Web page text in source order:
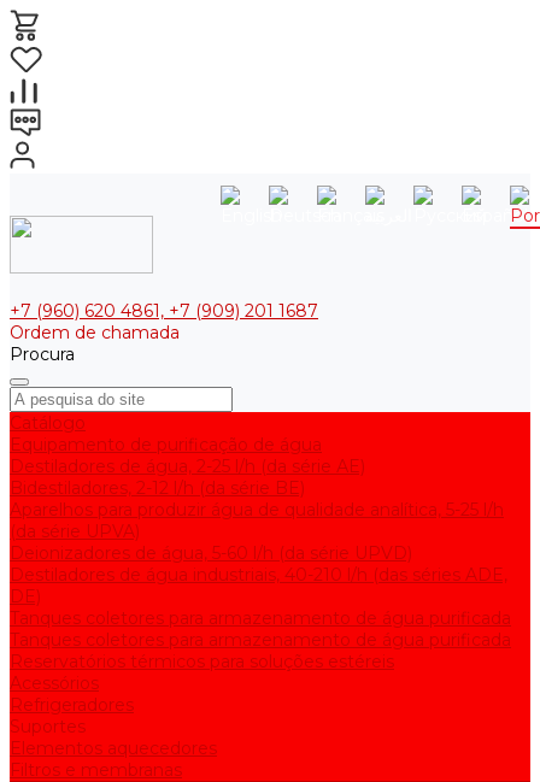
+7 (960) 620 4861, +7 (909) 201 1687
Ordem de chamada
Procura
Catálogo
Equipamento de purificação de água
Destiladores de água, 2-25 l/h (da série АE)
Bidestiladores, 2-12 l/h (da série BE)
Aparelhos para produzir água de qualidade analítica, 5-25 l/h
(da série UPVA)
Deionizadores de água, 5-60 l/h (da série UPVD)
Destiladores de água industriais, 40-210 l/h (das séries ADE,
DE)
Tanques coletores para armazenamento de água purificada
Tanques coletores para armazenamento de água purificada
Reservatórios térmicos para soluções estéreis
Acessórios
Refrigeradores
Suportes
Elementos aquecedores
Filtros e membranas